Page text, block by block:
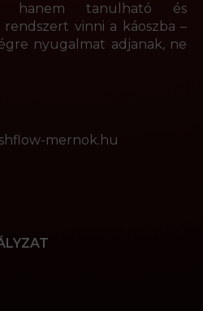
hanem tanulható és
vinni a káoszba –
nyugalmat adjanak, ne
mernok.hu